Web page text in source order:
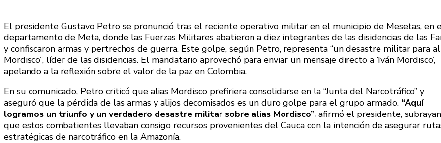
El presidente Gustavo Petro se pronunció tras el reciente operativo militar en el municipio de Mesetas, en
departamento de Meta, donde las Fuerzas Militares abatieron a diez integrantes de las disidencias de las
y confiscaron armas y pertrechos de guerra. Este golpe, según Petro, representa “un desastre militar para
Mordisco”, líder de las disidencias. El mandatario aprovechó para enviar un mensaje directo a ‘Iván Mordisco’,
apelando a la reflexión sobre el valor de la paz en Colombia.
En su comunicado, Petro criticó que alias Mordisco prefiriera consolidarse en la “Junta del Narcotráfico” y
aseguró que la pérdida de las armas y alijos decomisados es un duro golpe para el grupo armado. “Aquí
logramos un triunfo y un verdadero desastre militar sobre alias Mordisco”, afirmó el presidente,
que estos combatientes llevaban consigo recursos provenientes del Cauca con la intención de asegurar
estratégicas de narcotráfico en la Amazonía.